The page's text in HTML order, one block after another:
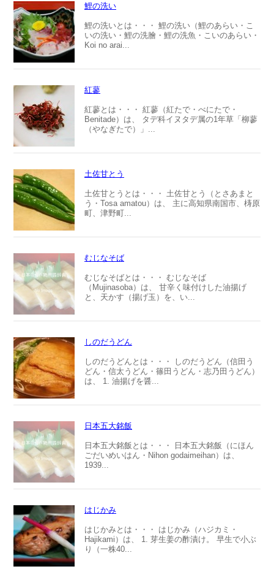
鯉の洗い
鯉の洗いとは・・・ 鯉の洗い（鯉のあらい・こ
いの洗い・鯉の洗膾・鯉の洗魚・こいのあらい・
Koi no arai...
紅蓼
紅蓼とは・・・ 紅蓼（紅たで・べにたで・
Benitade）は、 タデ科イヌタデ属の1年草「柳蓼
（やなぎたで）」...
土佐甘とう
土佐甘とうとは・・・ 土佐甘とう（とさあまと
う・Tosa amatou）は、 主に高知県南国市、梼原
町、津野町...
むじなそば
むじなそばとは・・・ むじなそば
（Mujinasoba）は、 甘辛く味付けした油揚げ
と、天かす（揚げ玉）を、い...
しのだうどん
しのだうどんとは・・・ しのだうどん（信田う
どん・信太うどん・篠田うどん・志乃田うどん）
は、 1. 油揚げを醤...
日本五大銘飯
日本五大銘飯とは・・・ 日本五大銘飯（にほん
ごだいめいはん・Nihon godaimeihan）は、
1939...
はじかみ
はじかみとは・・・ はじかみ（ハジカミ・
Hajikami）は、 1. 芽生姜の酢漬け。 早生で小ぶ
り（一株40...